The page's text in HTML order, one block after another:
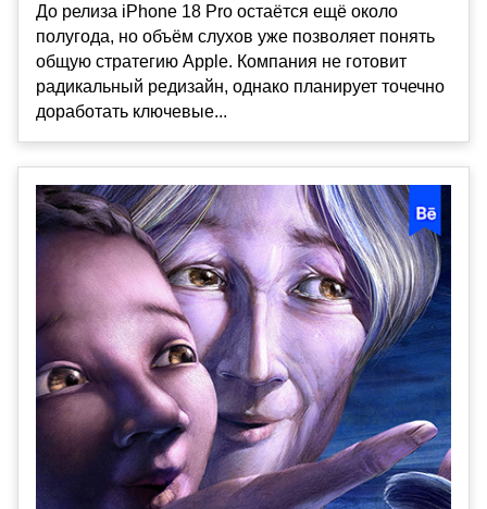
До релиза iPhone 18 Pro остаётся ещё около
полугода, но объём слухов уже позволяет понять
общую стратегию Apple. Компания не готовит
радикальный редизайн, однако планирует точечно
доработать ключевые...